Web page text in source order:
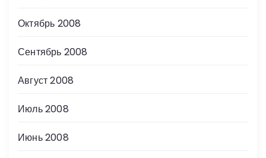
Октябрь 2008
Сентябрь 2008
Август 2008
Июль 2008
Июнь 2008